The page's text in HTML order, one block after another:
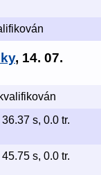
, 14. 07.
36.37 s, 0.0 tr.
45.75 s, 0.0 tr.